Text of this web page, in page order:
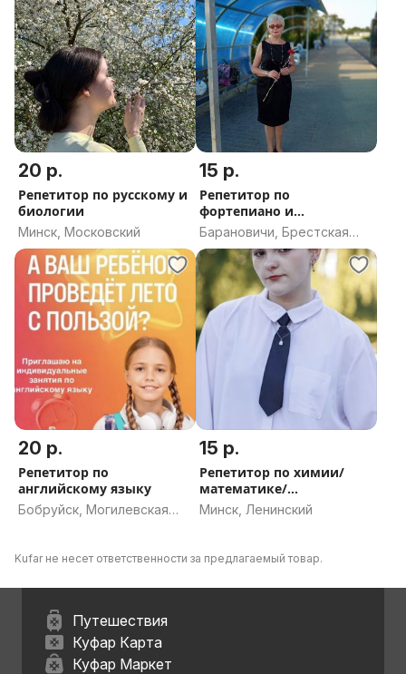
20 р.
Репетитор по русскому и
биологии
Минск, Московский
15 р.
Репетитор по
фортепиано и
сольфеджио
Барановичи, Брестская
область
20 р.
Репетитор по
английскому языку
Бобруйск, Могилевская
15 р.
Репетитор по химии/
математике/
информатике для 1-11
Минск, Ленинский
Kufar не несет ответственности за предлагаемый товар.
Путешествия
Куфар Карта
Куфар Маркет